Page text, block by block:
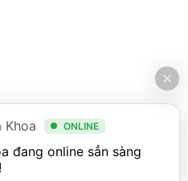
Khoa ONLINE
đang online sẳn sàng